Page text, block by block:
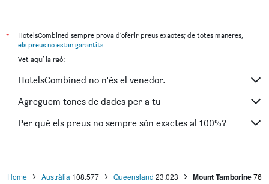
*
HotelsCombined sempre prova d'oferir preus exactes; de totes maneres,
els preus no estan garantits.
Vet aquí la raó:
HotelsCombined no n'és el venedor.
Agreguem tones de dades per a tu
Per què els preus no sempre són exactes al 100%?
Home Austràlia 108.577 Queensland 23.023 Mount Tamborine76